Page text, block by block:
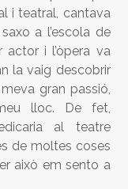
i teatral, cantava
a l’escola de
actor i l’òpera va
la vaig descobrir
gran passió,
lloc. De fet,
al teatre
de moltes coses
això em sento a